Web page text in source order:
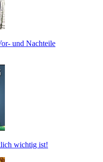
und Nachteile
wichtig ist!